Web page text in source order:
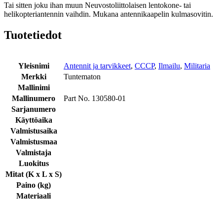
Tai sitten joku ihan muun Neuvostoliittolaisen lentokone- tai
helikopteriantennin vaihdin. Mukana antennikaapelin kulmasovitin.
Tuotetiedot
Yleisnimi Antennit ja tarvikkeet, CCCP, Ilmailu, Militaria
Merkki
Tuntematon
Mallinimi
Mallinumero
Part No. 130580-01
Sarjanumero
Käyttöaika
Valmistusaika
Valmistusmaa
Valmistaja
Luokitus
Mitat (K x L x S)
Paino (kg)
Materiaali